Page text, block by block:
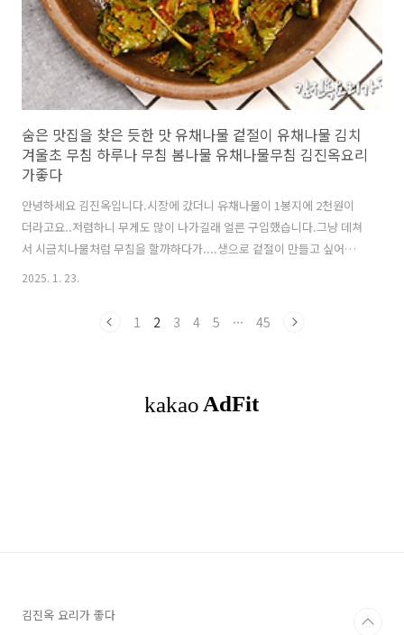
숨은 맛집을 찾은 듯한 맛 유채나물 겉절이 유채나물 김치
겨울초 무침 하루나 무침 봄나물 유채나물무침 김진옥요리
가좋다
안녕하세요 김진옥입니다.시장에 갔더니 유채나물이 1봉지에 2천원이
더라고요..저렴하니 무게도 많이 나가길래 얼른 구입했습니다.그냥 데쳐
서 시금치나물처럼 무침을 할까하다가....생으로 겉절이 만들고 싶어서
양념장에 버무렸더니...세상에나 왜 있잖아요!!우연히 들린 식당이 숨은
나물은 겨울초 또는 하루나라고 불리는데요..요즘이 제일 맛있을때입니
1T.간장2T.멸치액젓2T.설탕1T반(또는 매실청).갈은깨2T...
2025. 1. 23.
1 2 3 4 5 ··· 45
김진옥 요리가 좋다